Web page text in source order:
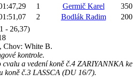
1 Germič Karel
350
2 Bodlák Radim
200
- 26,37)
Chov: White B.
kontrole.
a vedení koně č.4 ZARIYANNKA ke
koně č.3 LASSCA (DU 16/7).